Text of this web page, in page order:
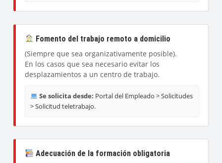
Fomento del trabajo remoto a domicilio
(Siempre que sea organizativamente posible).
En los casos que sea necesario evitar los
desplazamientos a un centro de trabajo.
Se solicita desde: Portal del Empleado > Solicitudes
> Solicitud teletrabajo.
Adecuación de la formación obligatoria